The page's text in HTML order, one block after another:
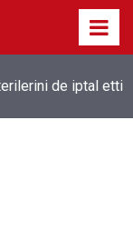
Salah